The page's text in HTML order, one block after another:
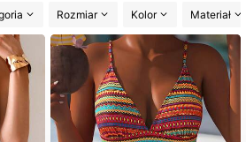
Rozmiar Kolor Materiał